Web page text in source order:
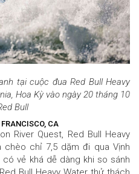
tại cuộc đua Red Bull Heavy
Hoa Kỳ vào ngày 20 tháng 10
Bull
CA
River Quest, Red Bull Heavy
chỉ 7,5 dặm đi qua Vịnh
vẻ khá dễ dàng khi so sánh